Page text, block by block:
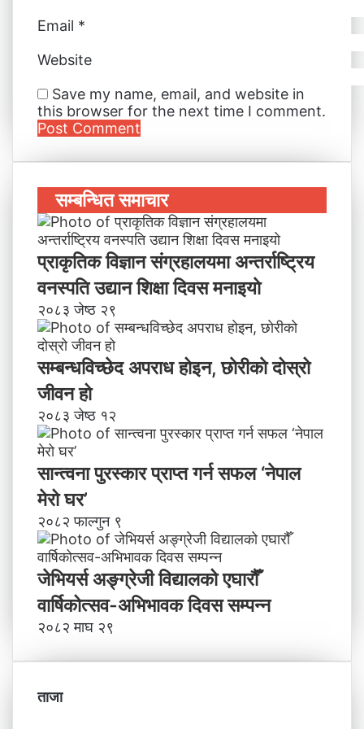
Email *
Website
Save my name, email, and website in
this browser for the next time I comment.
सम्बन्धित समाचार
प्राकृतिक विज्ञान संग्रहालयमा अन्तर्राष्ट्रिय
वनस्पति उद्यान शिक्षा दिवस मनाइयाे
२०८३ जेष्ठ २९
सम्बन्धविच्छेद अपराध होइन, छाेरीकाे दोस्रो
जीवन हो
२०८३ जेष्ठ १२
सान्त्वना पुरस्कार प्राप्त गर्न सफल ‘नेपाल
मेरो घर’
२०८२ फाल्गुन ९
जेभियर्स अङ्ग्रेजी विद्यालको एघारौँ
वार्षिकोत्सव-अभिभावक दिवस सम्पन्न
२०८२ माघ २९
ताजा